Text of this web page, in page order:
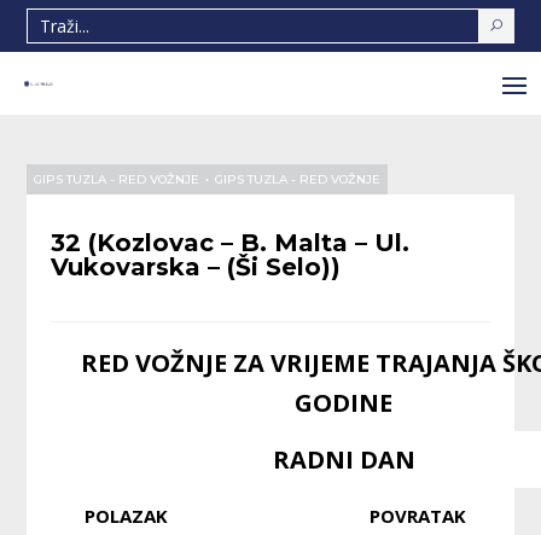
GIPS TUZLA - RED VOŽNJE • GIPS TUZLA - RED VOŽNJE
32 (Kozlovac – B. Malta – Ul.
Vukovarska – (Ši Selo))
RED VOŽNJE ZA VRIJEME TRAJANJA
GODINE
RADNI DAN
POLAZAK POVRATAK